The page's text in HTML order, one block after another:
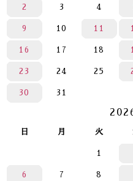
2 3 4
9 10 11
16 17 18
23 24 25
30 31
日 月 火
1
6 7 8